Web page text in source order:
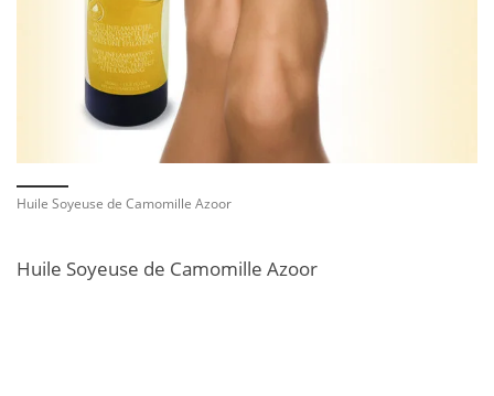
Huile Soyeuse de Camomille Azoor
Huile Soyeuse de Camomille Azoor